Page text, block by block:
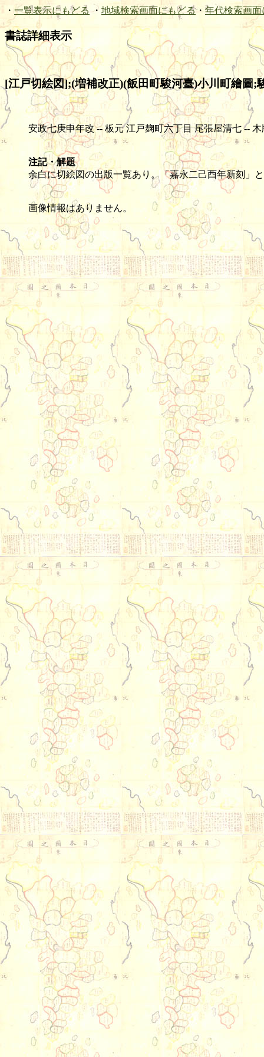
・ 一覧表示にもどる ・ 地域検索画面にもどる・ 年代検索画面
書誌詳細表示
[江戸切絵図];(増補改正)(飯田町駿河臺)小川町繪圖;
安政七庚申年改 -- 板元 江戸麹町六丁目 尾張屋清七 -- 木
注記・解題
余白に切絵図の出版一覧あり。「嘉永二己酉年新刻」
画像情報はありません。